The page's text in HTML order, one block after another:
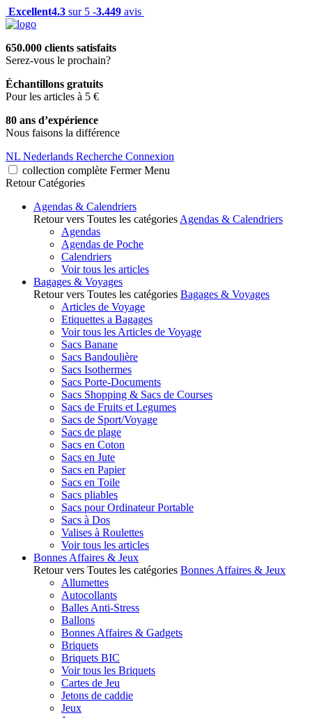
Excellent4.3 sur 5 -3.449 avis
650.000 clients satisfaits
Serez-vous le prochain?
Échantillons gratuits
Pour les articles à 5 €
80 ans d’expérience
Nous faisons la différence
NL Nederlands Recherche Connexion
collection complète Fermer Menu
Retour Catégories
Agendas & Calendriers
Retour vers Toutes les catégories Agendas & Calendriers
Agendas
Agendas de Poche
Calendriers
Voir tous les articles
Bagages & Voyages
Retour vers Toutes les catégories Bagages & Voyages
Articles de Voyage
Etiquettes a Bagages
Voir tous les Articles de Voyage
Sacs Banane
Sacs Bandoulière
Sacs Isothermes
Sacs Porte-Documents
Sacs Shopping & Sacs de Courses
Sacs de Fruits et Legumes
Sacs de Sport/Voyage
Sacs de plage
Sacs en Coton
Sacs en Jute
Sacs en Papier
Sacs en Toile
Sacs pliables
Sacs pour Ordinateur Portable
Sacs à Dos
Valises à Roulettes
Voir tous les articles
Bonnes Affaires & Jeux
Retour vers Toutes les catégories Bonnes Affaires & Jeux
Allumettes
Autocollants
Balles Anti-Stress
Ballons
Bonnes Affaires & Gadgets
Briquets
Briquets BIC
Voir tous les Briquets
Cartes de Jeu
Jetons de caddie
Jeux